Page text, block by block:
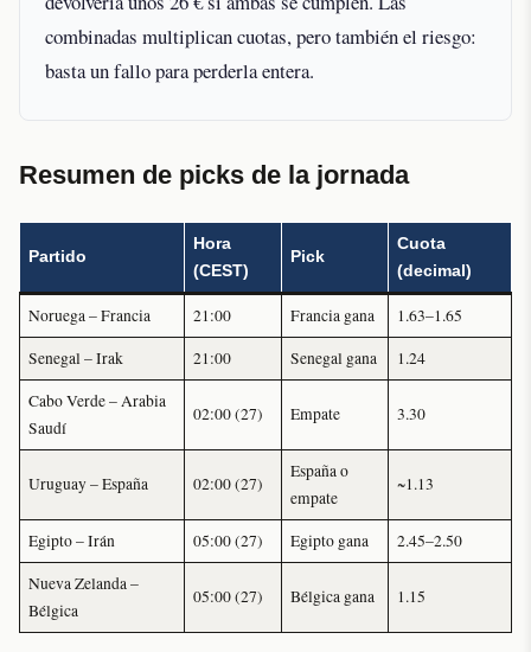
combinadas multiplican cuotas, pero también el riesgo:
basta un fallo para perderla entera.
Resumen de picks de la jornada
Partido
Hora
(CEST)
Pick
Cuota
(decimal)
Noruega – Francia 21:00 Francia gana
1.63–1.65
Senegal – Irak
21:00 Senegal gana
1.24
Cabo Verde – Arabia
Saudí
02:00 (27) Empate 3.30
Uruguay – España 02:00 (27)
España o
empate
~1.13
Egipto – Irán 05:00 (27) Egipto gana
2.45–2.50
Nueva Zelanda –
Bélgica
05:00 (27) Bélgica gana 1.15